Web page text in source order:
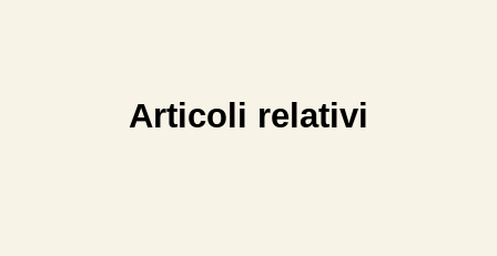
Articoli relativi